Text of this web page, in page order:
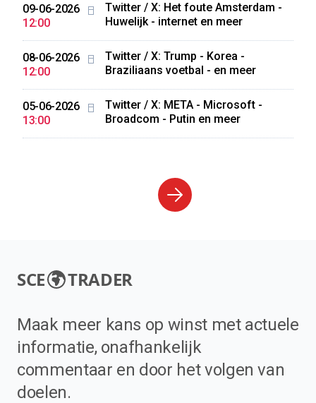
09-06-2026
12:00
Twitter / X: Het foute Amsterdam -
Huwelijk - internet en meer
08-06-2026
12:00
Twitter / X: Trump - Korea -
Braziliaans voetbal - en meer
05-06-2026
13:00
Twitter / X: META - Microsoft -
Broadcom - Putin en meer
SCE TRADER
Maak meer kans op winst met actuele
informatie, onafhankelijk
commentaar en door het volgen van
doelen.